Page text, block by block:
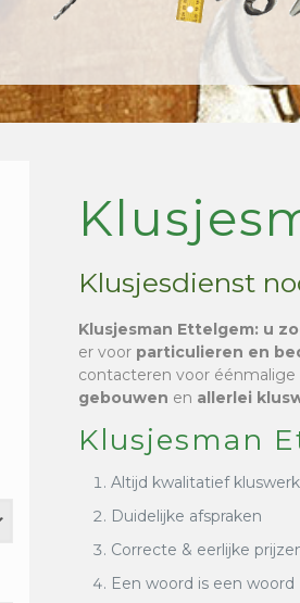
Klusjesdienst
Klusjesman Ettelgem: u
er voor particulieren en
contacteren voor
gebouwen en allerlei
Klusjesman
Altijd kwalitatief
Duidelijke afspraken
Correcte & eerlijke
Een woord is een woord